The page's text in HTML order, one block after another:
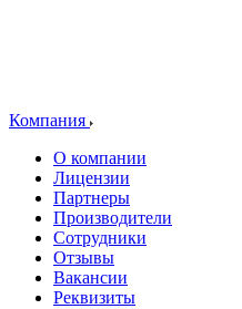
Компания
О компании
Лицензии
Партнеры
Производители
Сотрудники
Отзывы
Вакансии
Реквизиты